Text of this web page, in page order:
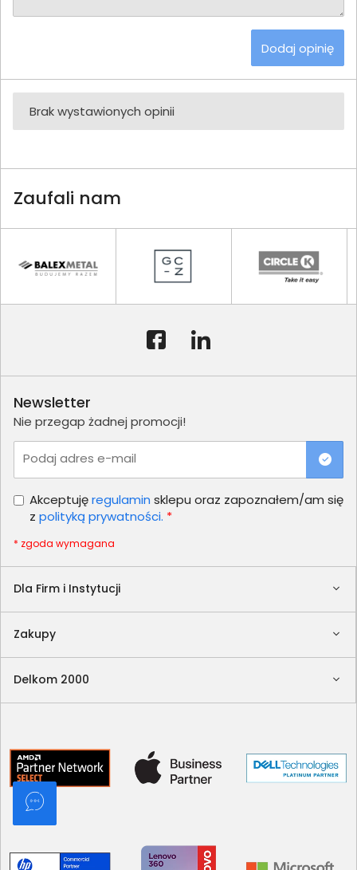
Dodaj opinię
Brak wystawionych opinii
Zaufali nam
Dla Firm i Instytucji
Zakupy
Delkom 2000
Newsletter
Nie przegap żadnej promocji!
Podaj adres e-mail
Akceptujęregulamin sklepu oraz zapoznałem/am się
z polityką prywatności. *
* zgoda wymagana